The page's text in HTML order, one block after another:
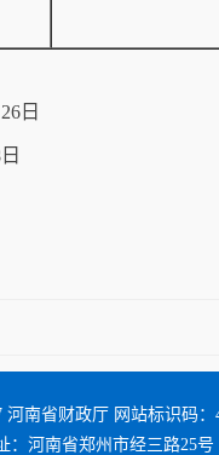
日
南省财政厅 网站标识码：
：河南省郑州市经三路25号